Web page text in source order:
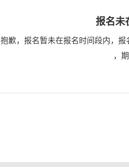
报名未
抱歉，报名暂未在报名时间段内，
，